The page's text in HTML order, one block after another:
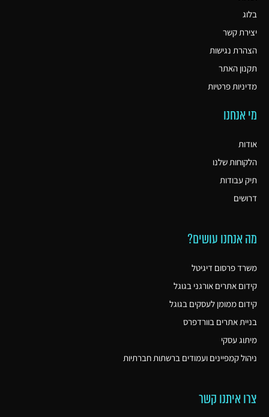
בלוג
יצירת קשר
הצהרת נגישות
תקנון האתר
מדיניות פרטיות
מי אנחנו
אודות
הלקוחות שלנו
תיק עבודות
דרושים
מה אנחנו עושים?
משרד פרסום דיגיטל
קידום אתרים אורגני בגוגל
קידום ממומן לעסקים בגוגל
בניית אתרים בוורדפרס
מיתוג עסקי
ניהול קמפיינים ועמודים ברשתות חברתיות
צרו איתנו קשר